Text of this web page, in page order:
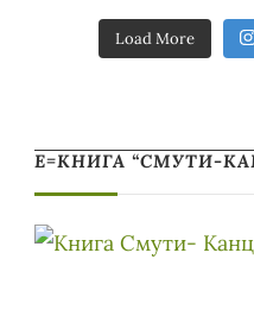
Load More
Е=КНИГА “СМУТИ-